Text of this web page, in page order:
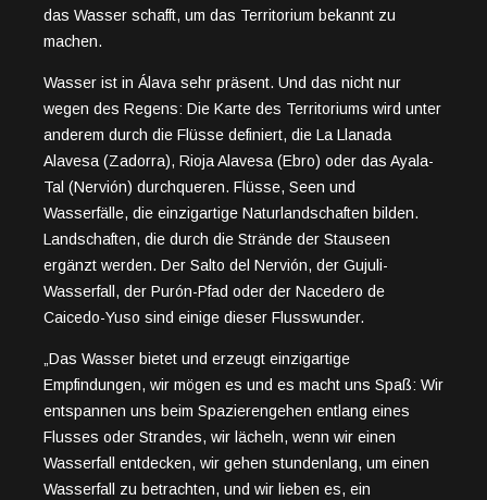
das Wasser schafft, um das Territorium bekannt zu
machen.
Wasser ist in Álava sehr präsent. Und das nicht nur
wegen des Regens: Die Karte des Territoriums wird unter
anderem durch die Flüsse definiert, die La Llanada
Alavesa (Zadorra), Rioja Alavesa (Ebro) oder das Ayala-
Tal (Nervión) durchqueren. Flüsse, Seen und
Wasserfälle, die einzigartige Naturlandschaften bilden.
Landschaften, die durch die Strände der Stauseen
ergänzt werden. Der Salto del Nervión, der Gujuli-
Wasserfall, der Purón-Pfad oder der Nacedero de
Caicedo-Yuso sind einige dieser Flusswunder.
„Das Wasser bietet und erzeugt einzigartige
Empfindungen, wir mögen es und es macht uns Spaß: Wir
entspannen uns beim Spazierengehen entlang eines
Flusses oder Strandes, wir lächeln, wenn wir einen
Wasserfall entdecken, wir gehen stundenlang, um einen
Wasserfall zu betrachten, und wir lieben es, ein